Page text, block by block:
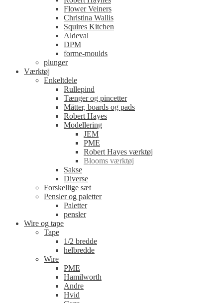
Flower Veiners
Christina Wallis
Squires Kitchen
Aldeval
DPM
forme-moulds
plunger
Værktøj
Enkeltdele
Rullepind
Tænger og pincetter
Måtter, boards og pads
Robert Hayes
Modellering
JEM
PME
Robert Hayes værktøj
Blooms værktøj
Sakse
Diverse
Forskellige sæt
Pensler og paletter
Paletter
pensler
Wire og tape
Tape
1/2 bredde
helbredde
Wire
PME
Hamilworth
Andre
Hvid